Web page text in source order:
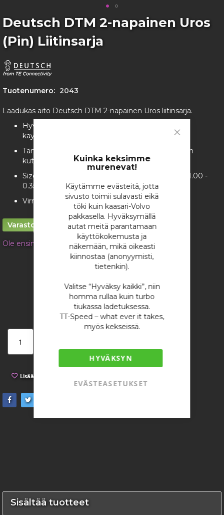
Cookie
Kuinka keksimme
murenevat!
Käytämme evästeitä, jotta
sivusto toimii sulavasti eikä
töki kuin kaasari-Volvo
pakkasella. Hyväksymällä
autat meitä parantamaan
käyttökokemusta ja
näkemään, mikä oikeasti
kiinnostaa (anonyymisti,
tietenkin).
Valitse “Hyväksy kaikki”, niin
homma rullaa kuin turbo
tiukassa ladetuksessa.
TT-Speed – what ever it takes,
myös kekseissä.
HYVÄKSYN
EVÄSTEASETUKSET
Skip
to
the
beginning
the
images
gallery
Deutsch DTM 2-napainen Uros
(Pin) Liitinsarja
Tuotenumero: 2043
Laadukas aito Deutsch DTM 2-napainen Uros liitinsarja.
Hyvä pienikokoinen yleisliitin moniin eri
käyttötarkoituksiin
Tämän perään saa hyvin laitettua esim. Raychem
kutistemuodon tai SCL "bootin"
Size 20 Kullatuilla Solid kontakteilla (16-22 AWG, 1.00 -
0.35 mm2)
Virrankesto 7.5A per kontakti
Varastossa
Ole ensimmäinen tuotteen arvostelija
4,72 €
Lisää toivelistaan
Sisältää tuotteet